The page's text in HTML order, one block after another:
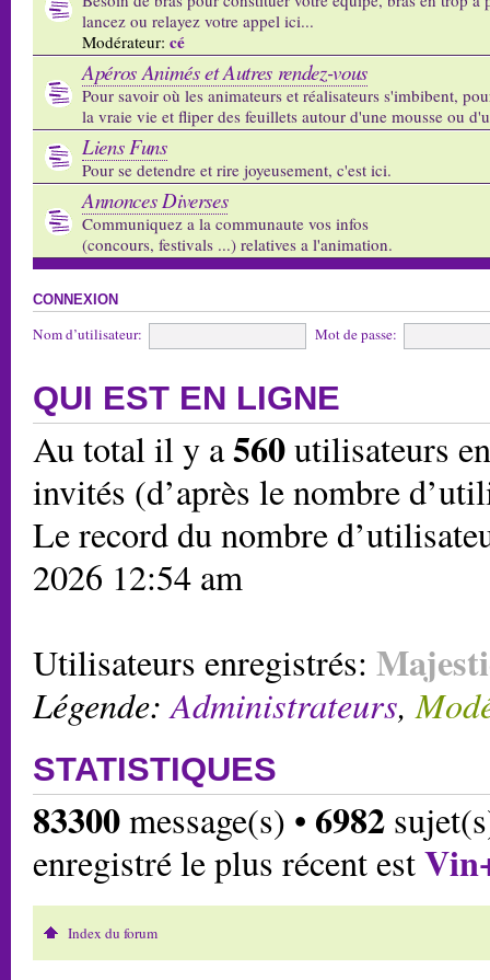
lancez ou relayez votre appel ici...
Modérateur: cé
Apéros Animés et Autres rendez-vous
Pour savoir où les animateurs et réalisateurs s'imbibent,
la vraie vie et fliper des feuillets autour d'une mousse ou
Liens Funs
Pour se detendre et rire joyeusement, c'est ici.
Annonces Diverses
Communiquez a la communaute vos infos
(concours, festivals ...) relatives a l'animation.
CONNEXION
Nom d’utilisateur: Mot de passe:
QUI EST EN LIGNE
Au total il y a560utilisateurs
invités (d’après le nombre
Le record du nombre
2026 12:54 am
Utilisateurs enregistrés:
Légende:Administrateurs,
STATISTIQUES
83300message(s) • 6982
enregistré le plus récent est
Index du forum